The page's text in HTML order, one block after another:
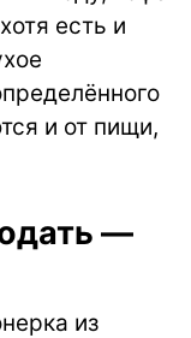
есть и
и от пищи,
—
из